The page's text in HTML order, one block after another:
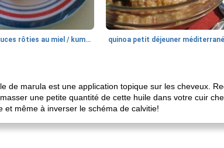
patates douces rôties au miel / kumara quinoa petit déjeuner
de marula est une application topique sur les cheveux.
une petite quantité de cette huile dans votre cuir
même à inverser le schéma de calvitie!